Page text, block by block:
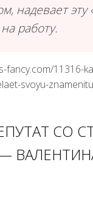
надевает
работу.
fancy.com/11316-
svoyu-
СО